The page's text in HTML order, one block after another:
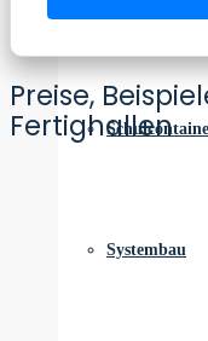
Systembau
Preise,
Fertighallen